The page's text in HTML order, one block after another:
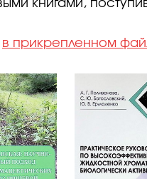
книгами,
в прикрепленном